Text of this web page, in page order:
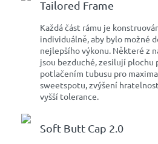
Tailored Frame
Každá část rámu je
individuálně, aby bylo možné
nejlepšího výkonu. Některé z
jsou bezduché, zesilují plochu
potlačením tubusu pro
sweetspotu, zvýšení
vyšší tolerance.
Soft Butt Cap 2.0